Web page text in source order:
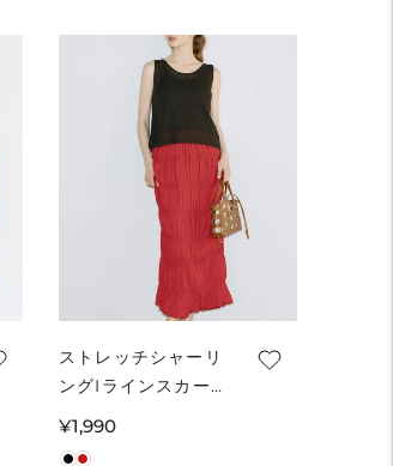
ストレッチシャーリ
ングIラインスカート
不可
通
常
¥1,990